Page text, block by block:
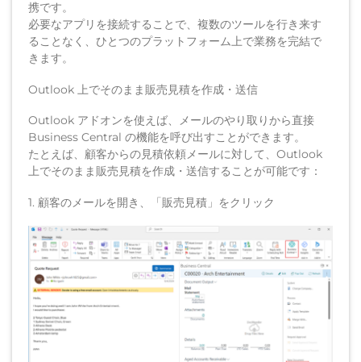
携です。
必要なアプリを接続することで、複数のツールを行き来す
ることなく、ひとつのプラットフォーム上で業務を完結で
きます。
Outlook 上でそのまま販売見積を作成・送信
Outlook アドオンを使えば、メールのやり取りから直接
Business Central の機能を呼び出すことができます。
たとえば、顧客からの見積依頼メールに対して、Outlook
上でそのまま販売見積を作成・送信することが可能です：
1. 顧客のメールを開き、「販売見積」をクリック